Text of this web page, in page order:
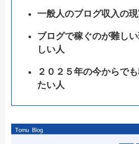
一般人のブログ収入の
ブログで稼ぐのが難し
しい人
２０２５年の今からで
たい人